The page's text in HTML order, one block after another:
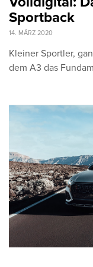
Sportback
14. MÄRZ 2020
Kleiner Sportler,
dem A3 das